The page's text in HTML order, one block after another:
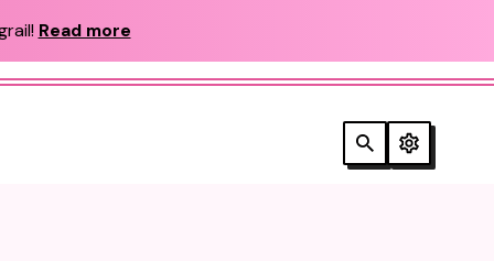
Read more